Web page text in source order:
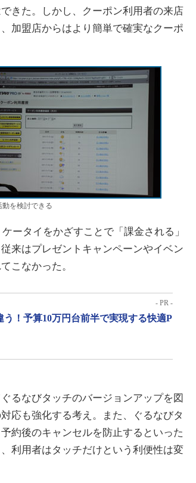
きた。しかし、クーポン利用者の来店
加盟店からはより簡単で確実なクーポ
を検討できる
ータイをかざすことで「課金される」
来はプレゼントキャンペーンやイベン
こなかった。
- PR -
う！予算10万円台前半で実現する快適P
るなびタッチのバージョンアップを図
応も強化する考え。また、ぐるなびタ
約後のキャンセルを防止するといった
利用者はタッチだけという利便性は変